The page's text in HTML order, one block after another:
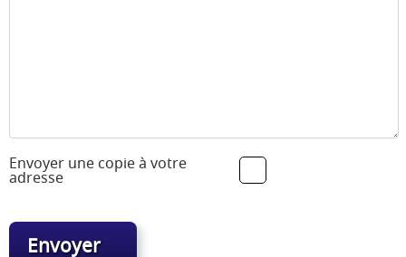
Envoyer une copie à votre
adresse
Captcha
Envoyer